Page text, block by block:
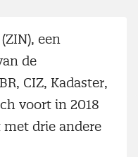
een
de
CIZ, Kadaster,
voort in 2018
drie andere